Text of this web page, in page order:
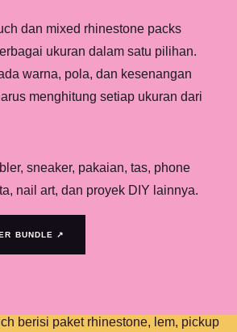
dan mixed rhinestone packs
ukuran dalam satu pilihan.
warna, pola, dan kesenangan
menghitung setiap ukuran dari
sneaker, pakaian, tas, phone
nail art, dan proyek DIY lainnya.
BUNDLE ↗